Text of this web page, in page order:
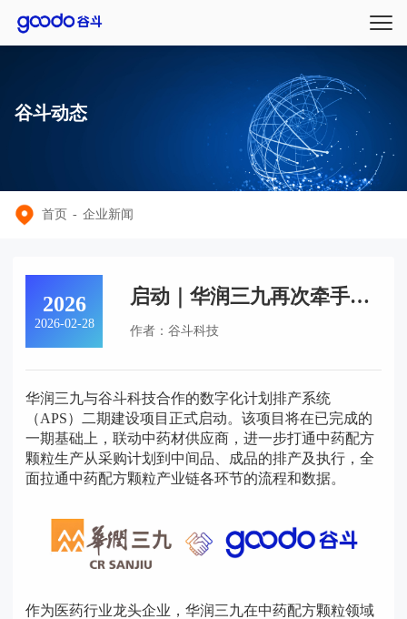
谷斗动态
首页 - 企业新闻
2026
2026-02-28
启动｜华润三九再次牵手谷
斗科技：从采购计划到中间
应商全链路协同
作者：谷斗科技
华润三九与谷斗科技合作的数字化计划排产系统
（APS）二期建设项目正式启动。该项目将在已完成的
一期基础上，联动中药材供应商，进一步打通中药配方
颗粒生产从采购计划到中间品、成品的排产及执行，全
面拉通中药配方颗粒产业链各环节的流程和数据。
作为医药行业龙头企业，华润三九在中药配方颗粒领域